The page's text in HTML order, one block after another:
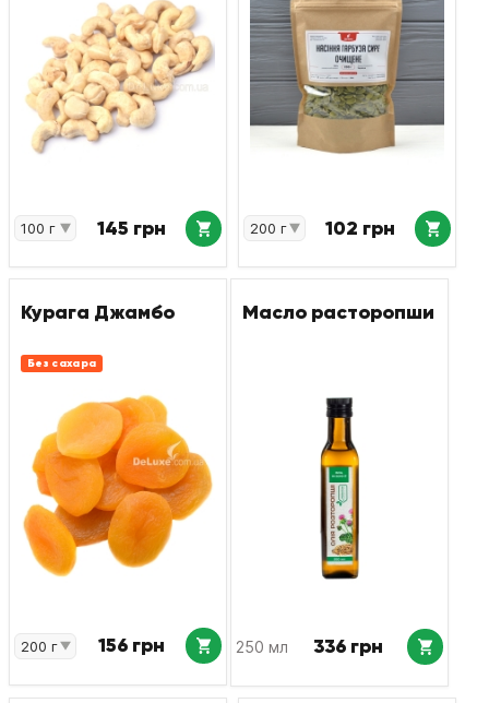
145 грн 102 грн
Курага Джамбо
Без сахара
156 грн
Масло расторопши
250 мл 336 грн